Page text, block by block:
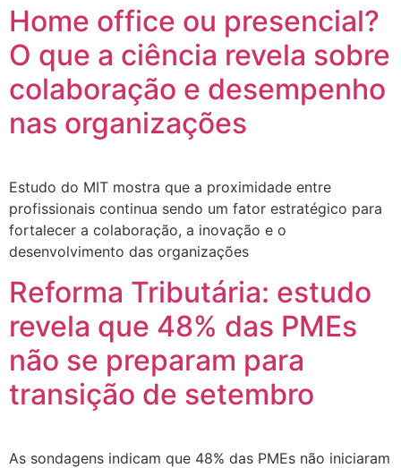
Home office ou presencial?
O que a ciência revela sobre
colaboração e desempenho
nas organizações
Estudo do MIT mostra que a proximidade entre
profissionais continua sendo um fator estratégico para
fortalecer a colaboração, a inovação e o
desenvolvimento das organizações
Reforma Tributária: estudo
revela que 48% das PMEs
não se preparam para
transição de setembro
As sondagens indicam que 48% das PMEs não iniciaram